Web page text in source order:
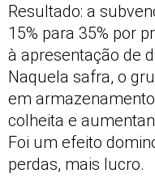
Resultado: a
15% para 35% por
à apresentação de
Naquela safra, o
em
colheita e
Foi um efeito
perdas, mais lucro.